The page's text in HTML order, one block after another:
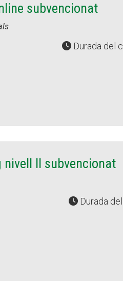
subvencionat
Durada del
nivell II subvencionat
Durada